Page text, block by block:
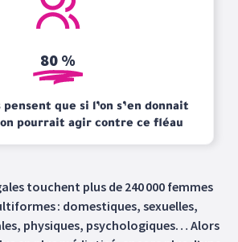
80 %
pensent que si l’on s’en donnait
on pourrait agir contre ce fléau
touchent plus de 240 000 femmes
: domestiques, sexuelles,
physiques, psychologiques… Alors